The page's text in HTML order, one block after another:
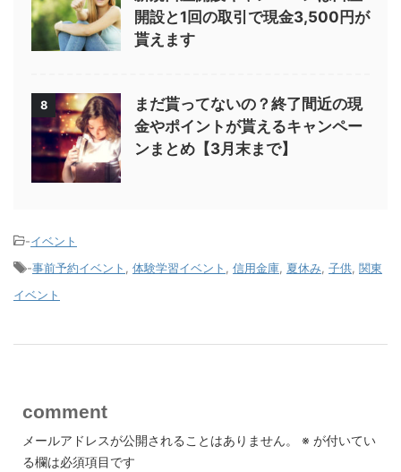
開設と1回の取引で現金3,500円が
貰えます
8
まだ貰ってないの？終了間近の現
金やポイントが貰えるキャンペー
ンまとめ【3月末まで】
-イベント
-事前予約イベント 体験学習イベント 信用金庫 夏休み 子供 関東
イベント
comment
メールアドレスが公開されることはありません。 ※ が付いてい
る欄は必須項目です